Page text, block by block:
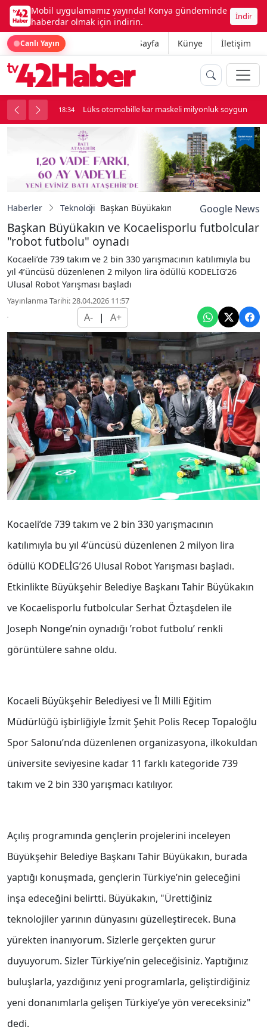
Mobil uygulamamız yayında! Konya gündeminde
haberdar olmak için indirin.
İndir
Canlı Yayın Ana Sayfa Künye İletişim
kavga çıktı 18:34 Lüks otomobille kar maskeli milyonluk soygun
Haberler Teknoloji Başkan Büyükakın ve Kocaelisporlu
Google News
Başkan Büyükakın ve Kocaelisporlu futbolcular
"robot futbolu" oynadı
Kocaeli’de 739 takım ve 2 bin 330 yarışmacının katılımıyla bu
yıl 4’üncüsü düzenlenen 2 milyon lira ödüllü KODELİG’26
Ulusal Robot Yarışması başladı
Yayınlanma Tarihi: 28.04.2026 11:57
A- | A+
Kocaeli’de 739 takım ve 2 bin 330 yarışmacının
katılımıyla bu yıl 4’üncüsü düzenlenen 2 milyon lira
ödüllü KODELİG’26 Ulusal Robot Yarışması başladı.
Etkinlikte Büyükşehir Belediye Başkanı Tahir Büyükakın
ve Kocaelisporlu futbolcular Serhat Öztaşdelen ile
Joseph Nonge’nin oynadığı ’robot futbolu’ renkli
görüntülere sahne oldu.
Kocaeli Büyükşehir Belediyesi ve İl Milli Eğitim
Müdürlüğü işbirliğiyle İzmit Şehit Polis Recep Topaloğlu
Spor Salonu’nda düzenlenen organizasyona, ilkokuldan
üniversite seviyesine kadar 11 farklı kategoride 739
takım ve 2 bin 330 yarışmacı katılıyor.
Açılış programında gençlerin projelerini inceleyen
Büyükşehir Belediye Başkanı Tahir Büyükakın, burada
yaptığı konuşmada, gençlerin Türkiye’nin geleceğini
inşa edeceğini belirtti. Büyükakın, "Ürettiğiniz
teknolojiler yarının dünyasını güzelleştirecek. Buna
yürekten inanıyorum. Sizlerle gerçekten gurur
duyuyorum. Sizler Türkiye’nin geleceğisiniz. Yaptığınız
buluşlarla, yazdığınız yeni programlarla, geliştirdiğiniz
yeni donanımlarla gelişen Türkiye’ye yön vereceksiniz"
dedi.